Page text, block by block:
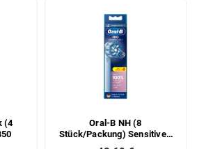
(4
Oral-B NH (8
Stück/Packung) Sensitive -
EB60